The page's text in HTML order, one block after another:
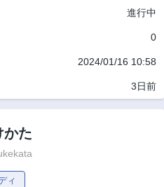
進行中
0
2024/01/16 10:58
3日前
かた
ィ